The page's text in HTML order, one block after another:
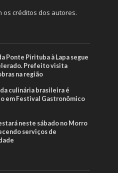
os créditos dos autores.
Ponte Pirituba à Lapa segue
Prefeito visita
na região
culinária brasileira é
em Festival Gastronômico
neste sábado no Morro
serviços de